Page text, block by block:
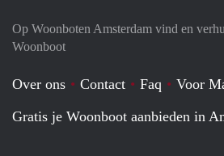
Op Woonboten Amsterdam vind en
Woonboot
Over ons Contact Faq Voor
Gratis je Woonboot aanbieden in